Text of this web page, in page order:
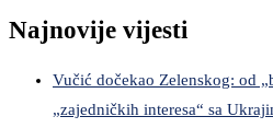
Najnovije vijesti
Vučić dočekao Zelenskog: od
„zajedničkih interesa“ sa